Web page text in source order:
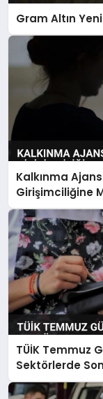
Gram Altın
Kalkınma
Girişimciliğine
TÜİK Temmuz
Sektörlerde